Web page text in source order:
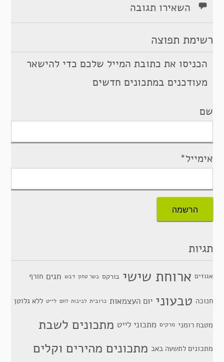
השאירו תגובה
רשימת תפוצה
הכניסו את כתובת המייל שלכם כדי להישאר
מעודכנים במתכונים חדשים
שם
אימייל*
תגיות
אגוזים ארוחת שישי בורקס בשר טחון דבש חגים חורף
חנוכה טבעוני יום העצמאות כרובית לביבות לחם לייט ללא גלוטן
מטבח רומני מרקים מתכוני לייט מתכונים לשבת
מתכונים לתשעה באב מתכונים מהירים וקלים